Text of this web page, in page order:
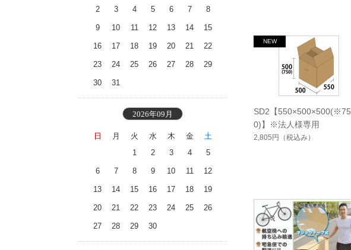
SD2【550×500×500(※75
0)】※法人様専用
2,805円 （税込み）
2 3 4 5 6 7 8
9 10 11 12 13 14 15
16 17 18 19 20 21 22
23 24 25 26 27 28 29
30 31
2026年09月
日 月 火 水 木 金
土
1
2 3 4 5
6 7 8 9 10 11 12
13 14 15 16 17 18 19
20 21 22 23 24 25 26
27 28 29 30